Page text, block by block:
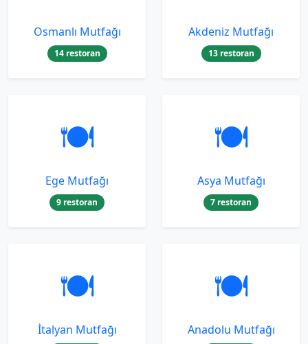
Osmanlı Mutfağı
14 restoran
Akdeniz Mutfağı
13 restoran
🍽️
Ege Mutfağı
9 restoran
🍽️
Asya Mutfağı
7 restoran
🍽️
İtalyan Mutfağı
🍽️
Anadolu Mutfağı